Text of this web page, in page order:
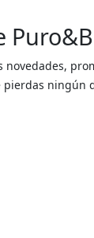
novedades,
pierdas ningún